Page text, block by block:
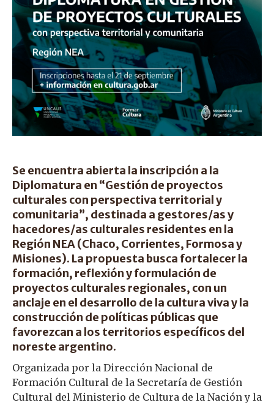
Se encuentra abierta la inscripción a la
Diplomatura en “Gestión de proyectos
culturales con perspectiva territorial y
comunitaria”, destinada a gestores/as y
hacedores/as culturales residentes en la
Región NEA (Chaco, Corrientes, Formosa y
Misiones). La propuesta busca fortalecer la
formación, reflexión y formulación de
proyectos culturales regionales, con un
anclaje en el desarrollo de la cultura viva y la
construcción de políticas públicas que
favorezcan a los territorios específicos del
noreste argentino.
Organizada por la Dirección Nacional de
Formación Cultural de la Secretaría de Gestión
Cultural del Ministerio de Cultura de la Nación y la